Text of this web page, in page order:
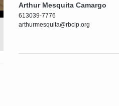
Arthur Mesquita Camargo
613039-7776
arthurmesquita@rbcip.org